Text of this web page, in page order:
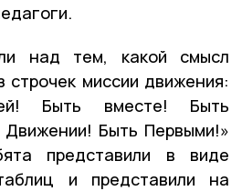
над тем, какой смысл
строчек миссии движения:
Быть вместе! Быть
Быть Первыми!»
представили в виде
и представили на